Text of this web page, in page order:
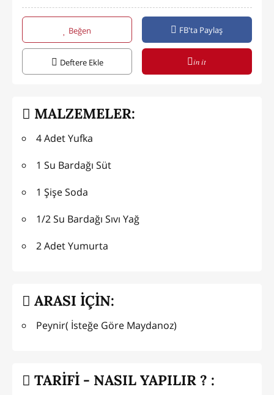
Beğen FB'ta Paylaş
Deftere Ekle in it
MALZEMELER:
4 Adet Yufka
1 Su Bardağı Süt
1 Şişe Soda
1/2 Su Bardağı Sıvı Yağ
2 Adet Yumurta
ARASI İÇİN:
Peynir( İsteğe Göre Maydanoz)
TARİFİ - NASIL YAPILIR ? :